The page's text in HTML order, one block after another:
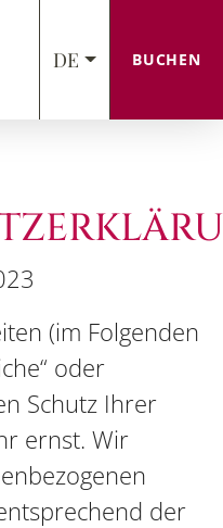
DE BUCHEN
(im Folgenden
oder
Schutz Ihrer
ernst. Wir
der